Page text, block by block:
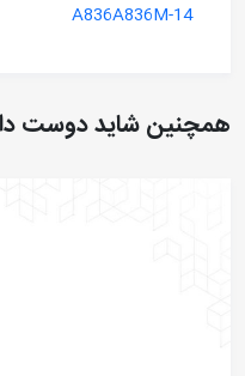
A836A836M-14
همچنین شاید دوست